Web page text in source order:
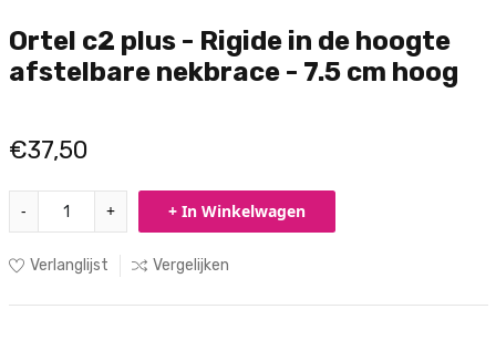
Ortel c2 plus - Rigide in de hoogte
afstelbare nekbrace - 7.5 cm hoog
€37,50
- + + In Winkelwagen
Verlanglijst Vergelijken